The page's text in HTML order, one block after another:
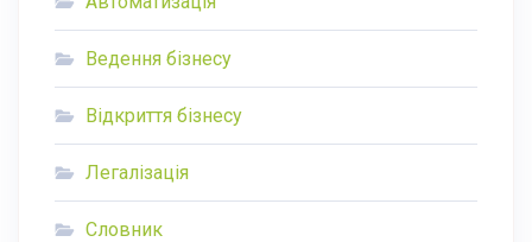
Ведення бізнесу
Відкриття бізнесу
Легалізація
Словник